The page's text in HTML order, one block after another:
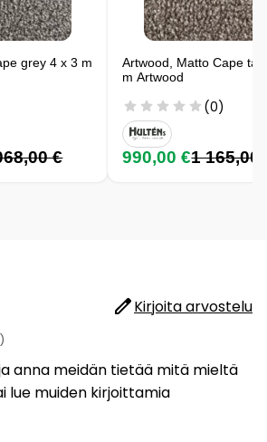
grey 4 x 3 m
€
Artwood, Matto Cape
m Artwood
(0)
990,00 €1 165,00
Kirjoita arvostelu
anna meidän tietää mitä mieltä
muiden kirjoittamia